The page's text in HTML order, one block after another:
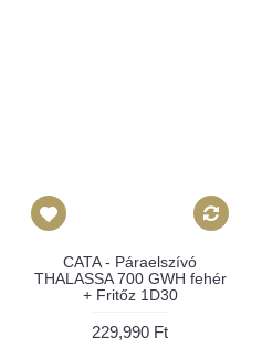
CATA - Páraelszívó
THALASSA 700 GWH fehér
+ Fritőz 1D30
229,990 Ft